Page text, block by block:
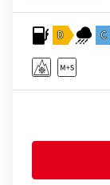
D C